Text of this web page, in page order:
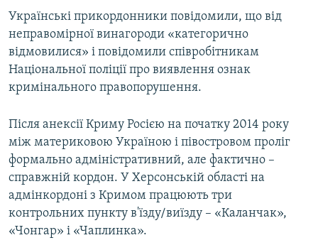
Українські прикордонники повідомили, що від
неправомірної винагороди «категорично
відмовилися» і повідомили співробітникам
Національної поліції про виявлення ознак
кримінального правопорушення.
Після анексії Криму Росією на початку 2014 року
між материковою Україною і півостровом проліг
формально адміністративний, але фактично –
справжній кордон. У Херсонській області на
адмінкордоні з Кримом працюють три
контрольних пункту в'їзду/виїзду – «Каланчак»,
«Чонгар» і «Чаплинка».